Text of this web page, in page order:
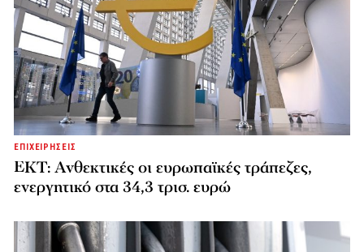
ΕΠΙΧΕΙΡΗΣΕΙΣ
ΕΚΤ: Ανθεκτικές οι ευρωπαϊκές τράπεζες,
ενεργητικό στα 34,3 τρισ. ευρώ